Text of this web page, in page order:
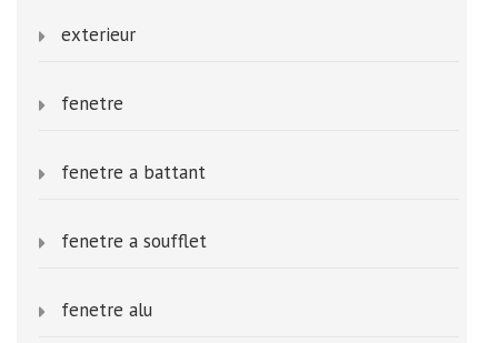
exterieur
fenetre
fenetre a battant
fenetre a soufflet
fenetre alu